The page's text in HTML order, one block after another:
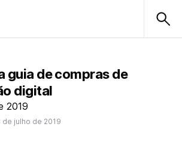
guia de compras de
digital
2019
de julho de 2019